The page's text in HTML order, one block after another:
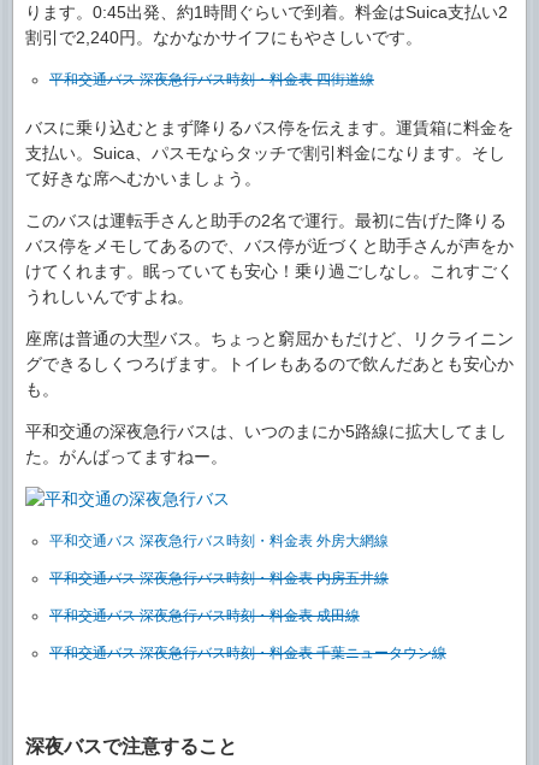
ります。0:45出発、約1時間ぐらいで到着。料金はSuica支払い2
割引で2,240円。なかなかサイフにもやさしいです。
平和交通バス 深夜急行バス時刻・料金表 四街道線
バスに乗り込むとまず降りるバス停を伝えます。運賃箱に料金を
支払い。Suica、パスモならタッチで割引料金になります。そし
て好きな席へむかいましょう。
このバスは運転手さんと助手の2名で運行。最初に告げた降りる
バス停をメモしてあるので、バス停が近づくと助手さんが声をか
けてくれます。眠っていても安心！乗り過ごしなし。これすごく
うれしいんですよね。
座席は普通の大型バス。ちょっと窮屈かもだけど、リクライニン
グできるしくつろげます。トイレもあるので飲んだあとも安心か
も。
平和交通の深夜急行バスは、いつのまにか5路線に拡大してまし
た。がんばってますねー。
平和交通バス 深夜急行バス時刻・料金表 外房大網線
平和交通バス 深夜急行バス時刻・料金表 内房五井線
平和交通バス 深夜急行バス時刻・料金表 成田線
平和交通バス 深夜急行バス時刻・料金表 千葉ニュータウン線
深夜バスで注意すること